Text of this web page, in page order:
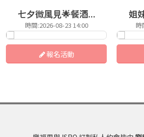
七夕微風見🌟餐酒...
時間:2026-08-23 14:00
報名活動
姐
時